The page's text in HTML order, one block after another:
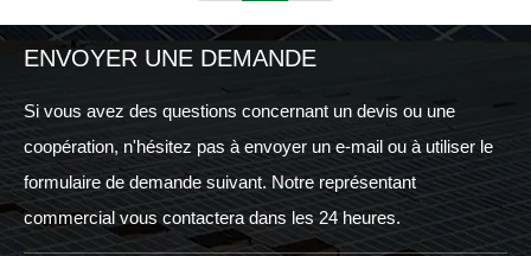
ENVOYER UNE DEMANDE
Si vous avez des questions concernant un devis ou une
coopération, n'hésitez pas à envoyer un e-mail ou à utiliser le
formulaire de demande suivant. Notre représentant
commercial vous contactera dans les 24 heures.